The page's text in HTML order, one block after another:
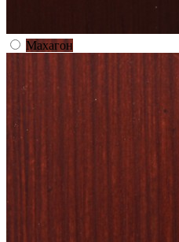
Махагон